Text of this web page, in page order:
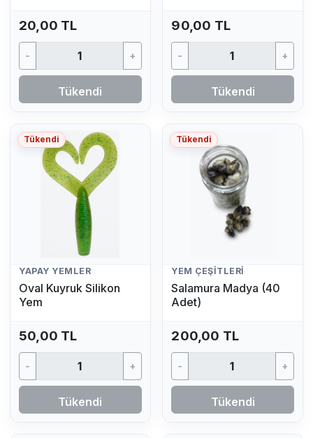
20,00 TL
- +
Tükendi
90,00 TL
- +
Tükendi
Tükendi
YAPAY YEMLER
Oval Kuyruk Silikon
Yem
50,00 TL
- +
Tükendi
Tükendi
YEM ÇEŞITLERI
Salamura Madya (40
Adet)
200,00 TL
- +
Tükendi